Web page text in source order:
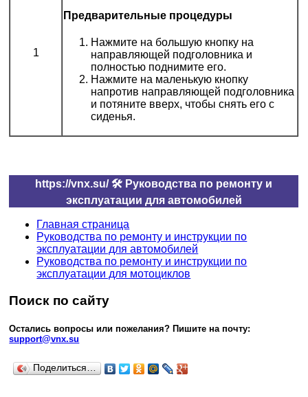
1
Предварительные процедуры
Нажмите на большую кнопку на
направляющей подголовника и
полностью поднимите его.
Нажмите на маленькую кнопку
напротив направляющей подголовника
и потяните вверх, чтобы снять его с
сиденья.
https://vnx.su/ 🛠 Руководства по ремонту и
эксплуатации для автомобилей
Главная страница
Руководства по ремонту и инструкции по
эксплуатации для автомобилей
Руководства по ремонту и инструкции по
эксплуатации для мотоциклов
Поиск по сайту
Остались вопросы или пожелания? Пишите на почту:
support@vnx.su
Поделиться…